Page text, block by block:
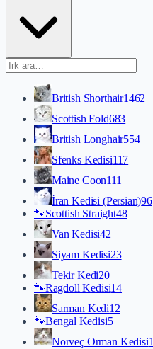
British Shorthair1462
Scottish Fold683
British Longhair554
Sfenks Kedisi117
Maine Coon111
İran Kedisi (Persian)96
🐾Scottish Straight48
Van Kedisi42
Siyam Kedisi23
Tekir Kedi20
🐾Ragdoll Kedisi14
Sarman Kedi12
🐾Bengal Kedisi5
Norveç Orman Kedisi1